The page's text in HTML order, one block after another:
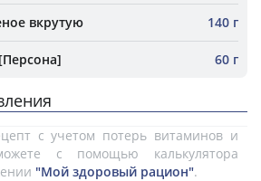
вкрутую 140 г
60 г
с учетом потерь витаминов и
с помощью калькулятора
"Мой здоровый рацион".